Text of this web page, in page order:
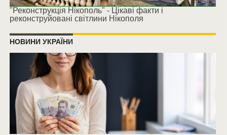
"Реконструкція Нікополь" - Цікаві факти і
реконструйовані світлини Нікополя
НОВИНИ УКРАЇНИ